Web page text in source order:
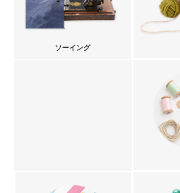
ソーイング